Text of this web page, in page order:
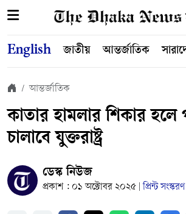
English জাতীয় আন্তর্জাতিক
আন্তর্জাতিক
কাতার হামলার শিকার হলে
চালাবে যুক্তরাষ্ট্র
ডেস্ক নিউজ
প্রকাশ : ০১ অক্টোবর ২০২৫ প্রিন্ট সংস্করণ